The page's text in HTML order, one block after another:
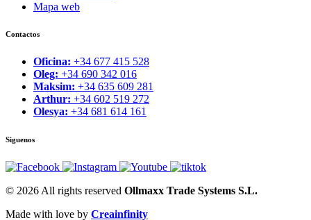
Mapa web
Contactos
Oficina: +34 677 415 528
Oleg: +34 690 342 016
Maksim: +34 635 609 281
Arthur: +34 602 519 272
Olesya: +34 681 614 161
Siguenos
© 2026 All rights reserved Ollmaxx Trade Systems S.L.
Made with love by Creainfinity